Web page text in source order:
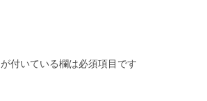
が付いている欄は必須項目です